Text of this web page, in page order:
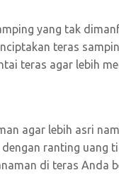
yang tak
teras
teras agar lebih
agar lebih asri
ranting uang
di teras Anda